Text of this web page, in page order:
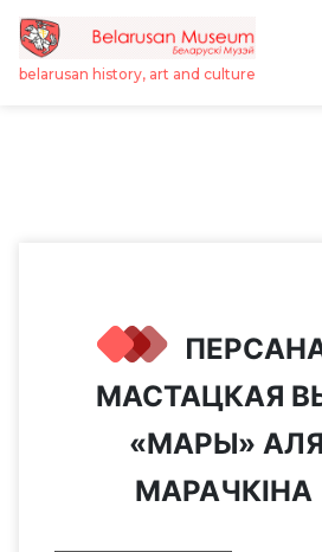
belarusan history, art and culture
МАСТАЦКАЯ
«МАРЫ»
МАРАЧКІНА